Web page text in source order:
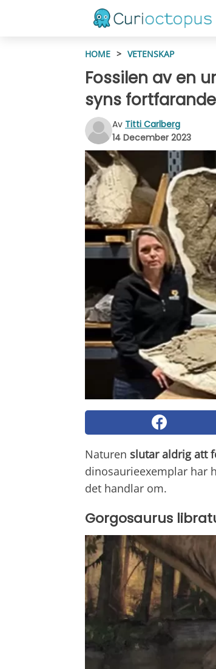
HOME > VETENSKAP
Fossilen av en
syns
Av Titti Carlberg
14 December 2023
Naturen slutar aldrig att
dinosaurieexemplar har
det handlar om.
Gorgosaurus